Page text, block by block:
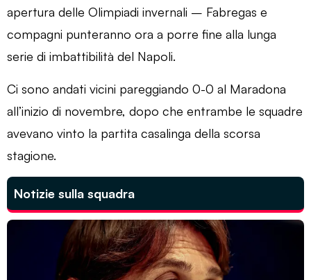
apertura delle Olimpiadi invernali – Fabregas e
compagni punteranno ora a porre fine alla lunga
serie di imbattibilità del Napoli.
Ci sono andati vicini pareggiando 0-0 al Maradona
all’inizio di novembre, dopo che entrambe le squadre
avevano vinto la partita casalinga della scorsa
stagione.
Notizie sulla squadra